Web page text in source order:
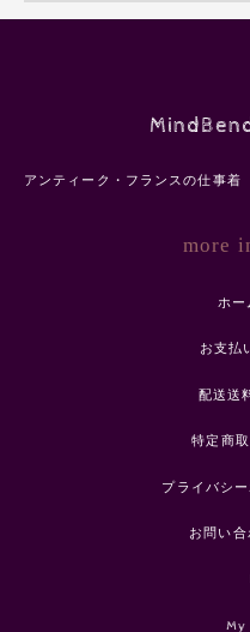
アンティーク・フランスの仕
more
ホ
お支
配送
特定商
プライバシ
お問い
My